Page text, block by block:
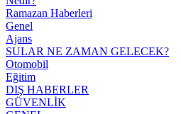
Ramazan Haberleri
Genel
Ajans
SULAR NE ZAMAN GELECEK?
Otomobil
Eğitim
DIŞ HABERLER
GÜVENLİK